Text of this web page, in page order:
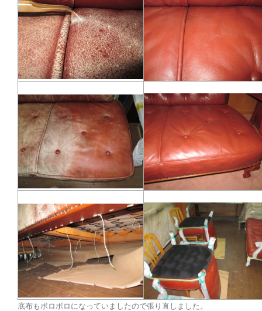
底布もボロボロになっていましたので張り直しました。